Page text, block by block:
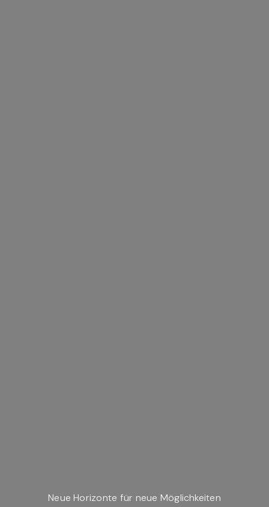
Neue Horizonte für neue Möglichkeiten